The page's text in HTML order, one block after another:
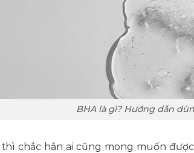
BHA là gì? Hướng dẫn
chắc hẳn ai cũng mong muốn